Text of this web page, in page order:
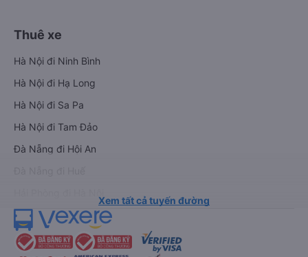
Thuê xe
Hà Nội đi Ninh Bình
Hà Nội đi Hạ Long
Hà Nội đi Sa Pa
Hà Nội đi Tam Đảo
Đà Nẵng đi Hội An
Xem tất cả tuyến đường